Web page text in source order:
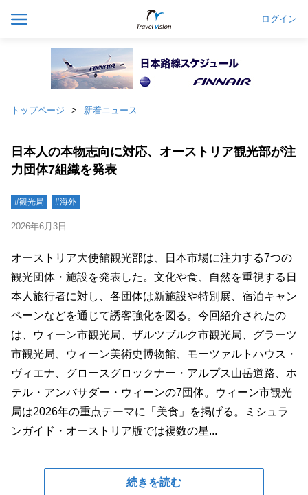
ログイン
トップページ 新着ニュース
日本人の本物志向に対応、オーストリア観光部が注
力団体7組織を発表
#観光局 #海外
2026年6月3日
オーストリア大使館観光部は、日本市場に注力する7つの
観光団体・施設を発表した。文化や食、自然を重視する日
本人旅行者に対し、各団体は新施設や特別展、宿泊キャン
ペーンなどを通じて誘客強化を図る。今回紹介されたの
は、ウィーン市観光局、ザルツブルク市観光局、グラーツ
市観光局、ウィーン美術史博物館、モーツァルトハウス・
ヴィエナ、グロースグロックナー・アルプス山岳道路、ホ
テル・アンバサダー・ウィーンの7団体。ウィーン市観光
局は2026年の重点テーマに「美食」を掲げる。ミシュラ
ンガイド・オーストリア版では複数の星...
続きを読む